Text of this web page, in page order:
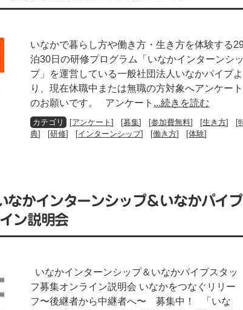
いなかで暮らし方や働き方・生き方を体験する
泊30日の研修プログラム「いなかインターンシッ
プ」を運営している一般社団法人いなかパイプよ
り、現在休職中または無職の方対象へアンケート
のお願いです。 アンケート ...続きを読む
[アンケート] [募集] [参加費無料] [生き方] [
典] [研修] [インターンシップ] [働き方] [体験]
かインターンシップ＆いなかパイプ
ン説明会
いなかインターンシップ＆いなかパイプスタッ
フ募集オンライン説明会 いなかをつなぐリリー
フ〜後継者から中継者へ〜 募集中！ 「いな